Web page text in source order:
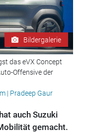
Bildergalerie
das eVX Concept
Offensive der
| Pradeep Gaur
auch Suzuki
gemacht.